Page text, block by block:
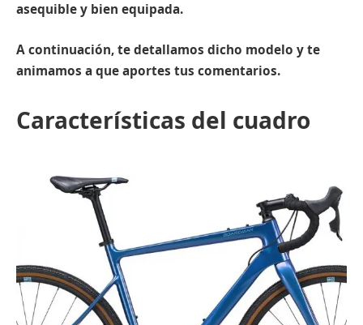
asequible y bien equipada.
A continuación, te detallamos dicho modelo y te
animamos a que aportes tus comentarios.
Características del cuadro